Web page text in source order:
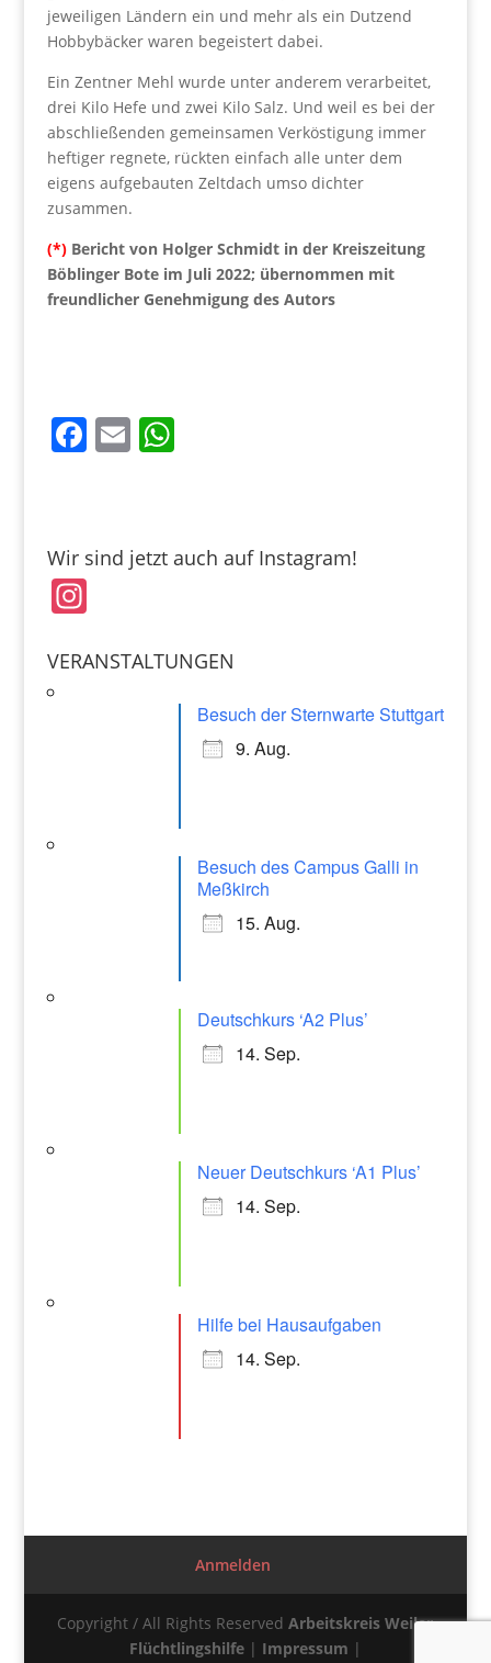
jeweiligen Ländern ein und mehr als ein Dutzend
Hobbybäcker waren begeistert dabei.
Ein Zentner Mehl wurde unter anderem verarbeitet,
drei Kilo Hefe und zwei Kilo Salz. Und weil es bei der
abschließenden gemeinsamen Verköstigung immer
heftiger regnete, rückten einfach alle unter dem
eigens aufgebauten Zeltdach umso dichter
zusammen.
(*)Bericht von Holger Schmidt in der Kreiszeitung
Böblinger Bote im Juli 2022; übernommen mit
freundlicher Genehmigung des Autors
F
e
b
o
o
k
E
l
W
A
p
Wir sind jetzt auch auf Instagram!
In
a
VERANSTALTUNGEN
Besuch der Sternwarte Stuttgart
9. Aug.
Besuch des Campus Galli in
Meßkirch
15. Aug.
Deutschkurs ‘A2 Plus’
14. Sep.
Neuer Deutschkurs ‘A1 Plus’
14. Sep.
Hilfe bei Hausaufgaben
14. Sep.
Anmelden
Copyright / All Rights ReservedArbeitskreis Weiler
Flüchtlingshilfe| Impressum |